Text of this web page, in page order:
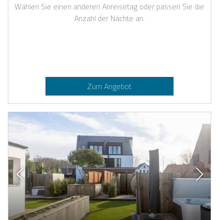
Wählen Sie einen anderen Anreisetag oder passen Sie die
Anzahl der Nächte an.
Zum Angebot